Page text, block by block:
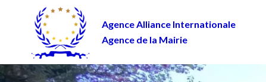
Agence Alliance Internationale
Agence de la Mairie